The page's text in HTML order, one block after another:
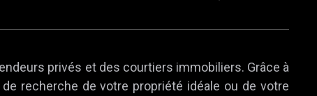
privés et des courtiers immobiliers. Grâce à
recherche de votre propriété idéale ou de votre